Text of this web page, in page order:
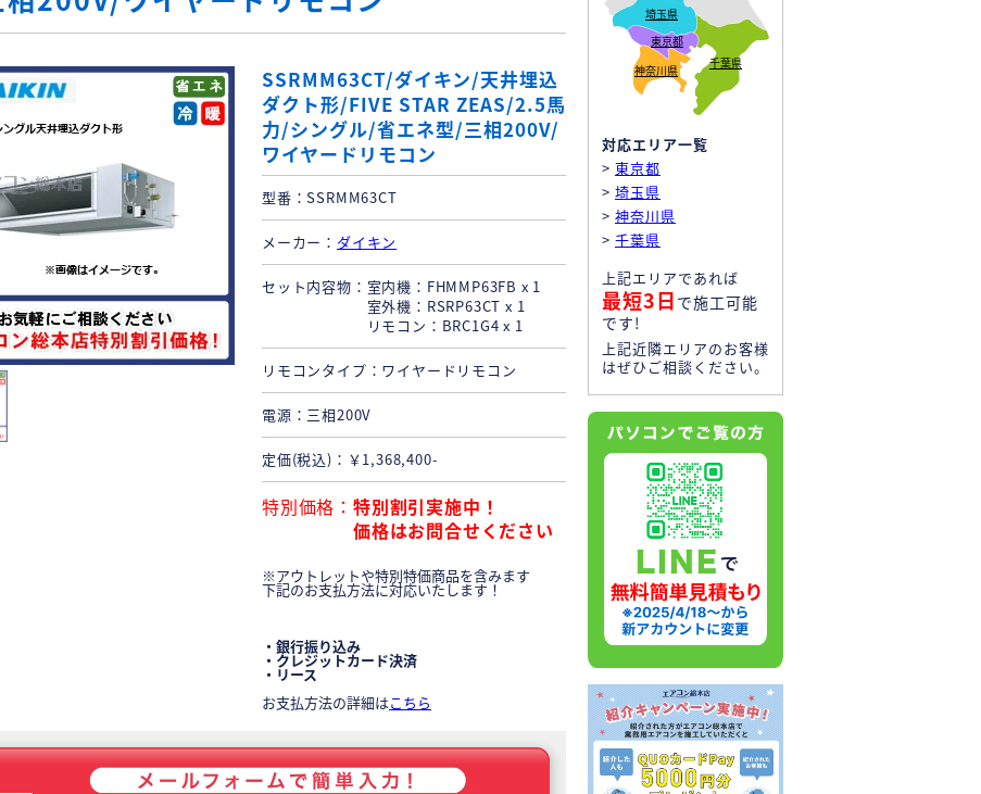
SSRMM63CT/ダイキン/天井埋込
ダクト形/FIVE STAR ZEAS/2.5馬
力/シングル/省エネ型/三相200V/
ワイヤードリモコン
型番 SSRMM63CT
メーカー ダイキン
セット内容物
室内機：FHMMP63FB x 1
室外機：RSRP63CT x 1
リモコン：BRC1G4 x 1
リモコンタイプ ワイヤードリモコン
電源 三相200V
定価(税込) ￥1,368,400-
特別価格
特別割引実施中！
価格はお問合せください
※アウトレットや特別特価商品を含みます
下記のお支払方法に対応いたします！
・銀行振り込み
・クレジットカード決済
・リース
お支払方法の詳細はこちら
東京都
埼玉県
神奈川県 千葉県
対応エリア一覧
> 東京都
> 埼玉県
> 神奈川県
> 千葉県
上記エリアであれば
最短3日 で施工可能
です!
上記近隣エリアのお客様
はぜひご相談ください。